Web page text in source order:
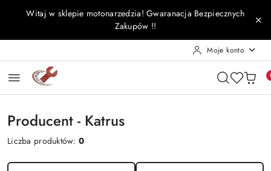
Przejdź do treści głównej
Przejdź do wyszukiwarki
Przejdź do moje konto
Przejdź do menu głównego
Przejdź do stopki
Witaj w sklepie motonarzedzia! Gwaranacja Bezpiecznych
Zakupów !!
Moje konto
Producent - Katrus
Liczba produktów:0